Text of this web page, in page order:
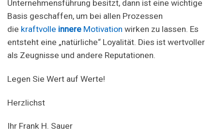
Unternehmensführung besitzt, dann ist eine wichtige
Basis geschaffen, um bei allen Prozessen
die kraftvolle innere Motivation wirken zu lassen. Es
entsteht eine „natürliche“ Loyalität. Dies ist wertvoller
als Zeugnisse und andere Reputationen.
Legen Sie Wert auf Werte!
Herzlichst
Ihr Frank H. Sauer